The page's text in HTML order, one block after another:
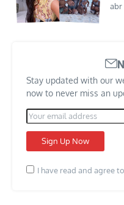
abr
Stay updated with our
now to never miss an
I have read and agree